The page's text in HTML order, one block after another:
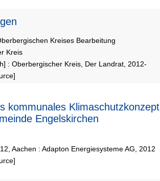
Kreises Bearbeitung
Kreis
: Oberbergischer Kreis, Der Landrat, 2012-
kommunales Klimaschutzkonzept
Engelskirchen
Aachen : Adapton Energiesysteme AG, 2012